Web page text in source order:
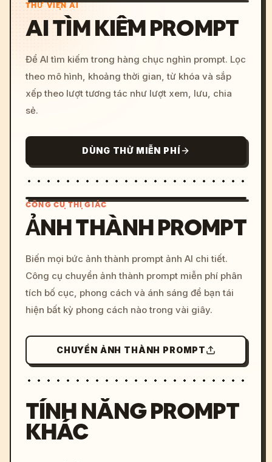
THƯ VIỆN AI
AI TÌM KIẾM PROMPT
Để AI tìm kiếm trong hàng chục nghìn prompt. Lọc
theo mô hình, khoảng thời gian, từ khóa và sắp
xếp theo lượt tương tác như lượt xem, lưu, chia
sẻ.
DÙNG THỬ MIỄN PHÍ
c, cyberpunk sunset, neon
colors, 8k --v 6.0
CÔNG CỤ THỊ GIÁC
ẢNH THÀNH PROMPT
Biến mọi bức ảnh thành prompt ảnh AI chi tiết.
Công cụ chuyển ảnh thành prompt miễn phí phân
tích bố cục, phong cách và ánh sáng để bạn tái
hiện bất kỳ phong cách nào trong vài giây.
CHUYỂN ẢNH THÀNH PROMPT
TÍNH NĂNG PROMPT
KHÁC